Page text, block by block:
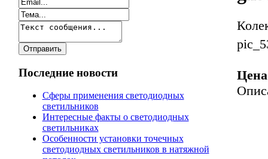
Последние новости
Сферы применения светодиодных
светильников
Интересные факты о светодиодных
светильниках
Особенности установки точечных
светодиодных светильников в натяжной